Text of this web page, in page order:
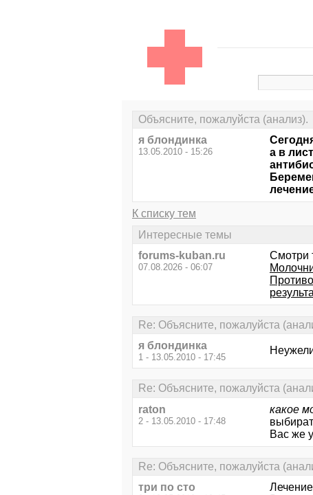
Объясните, пожалуйста (анализ).
я блондинка
13.05.2010 - 15:26
а в
К списку тем
Интересные темы
forums-kuban.ru
07.08.2026 - 06:07
Смотри
Re: Объясните, пожалуйста
я блондинка
1 - 13.05.2010 - 17:45
Re: Объясните, пожалуйста
raton
2 - 13.05.2010 - 17:48
какое
Вас же
Re: Объясните, пожалуйста
три по сто